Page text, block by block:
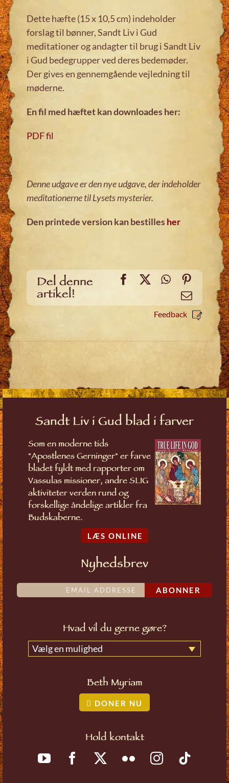
Dette hæfte (15 x 10,5 cm) indeholder
forslag til bønner, Sandt Liv i Gud
meditationer og andagter til brug i Sandt Liv
i Gud bedegrupper ved deres bedemøder.
Der gives en gennemgående vejledning til
møderne.
En fil med hæftet kan downloades her:
PDF fil
Denne udgave er den nye udgave, der indeholder
meditationerne til Lysets mysterier.
Den printede version kan bestillesher
Del denne
artikel!
Facebook
X WhatsApp
Email
Feedback
Sandt Liv i Gud blad i farver
Som en moderne tids
"Apostlenes Gerninger" er farve
bladet fyldt med rapporter om
Vassulas missioner, andre SLIG
aktiviteter verden rund og
forskellige åndelige artikler fra
Budskaberne.
LÆS ONLINE
Nyhedsbrev
ABONNER
Hvad vil du gerne gøre?
Vælg en mulighed
Beth Myriam
DONER NU
Hold kontakt